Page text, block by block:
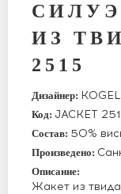
ИЗ
2515
Дизайнер: KOGEL
Код: JACKET
Состав: 50%
Произведено:
Описание:
Жакет из